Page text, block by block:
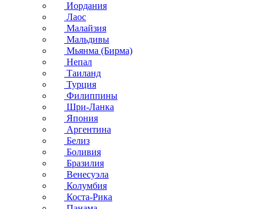
Иордания
Лаос
Малайзия
Мальдивы
Мьянма (Бирма)
Непал
Таиланд
Турция
Филиппины
Шри-Ланка
Япония
Аргентина
Белиз
Боливия
Бразилия
Венесуэла
Колумбия
Коста-Рика